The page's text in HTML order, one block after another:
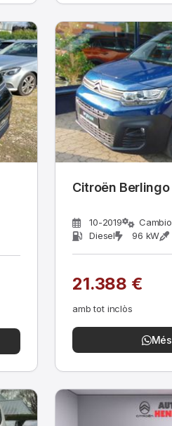
Citroën Berlingo
10-2019
Diesel
96 kW
21.388 €
amb tot inclòs